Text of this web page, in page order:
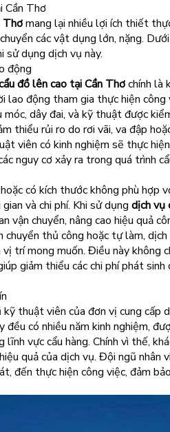
Cần Thơ
Thơmang lại nhiều lợi ích thiết
các vật dụng lớn, nặng.
sử dụng dịch vụ này.
động
đồ lên cao tại Cần Thơchính là
động tham gia thực hiện công
dây đai, và kỹ thuật được
thiểu rủi ro do rơi vãi, va đập
viên có kinh nghiệm sẽ thực
nguy cơ xảy ra trong quá trình
có kích thước không phù hợp
và chi phí. Khi sử dụng dịch vụ
vận chuyển, nâng cao hiệu quả
thủ công hoặc tự làm, dịch
vị trí mong muốn. Điều này không
giảm thiểu các chi phí phát
thuật viên của đơn vị cung cấp
có nhiều năm kinh nghiệm,
vực cẩu hàng. Chính vì thế,
quả của dịch vụ. Đội ngũ nhân
đến thực hiện công việc, đảm